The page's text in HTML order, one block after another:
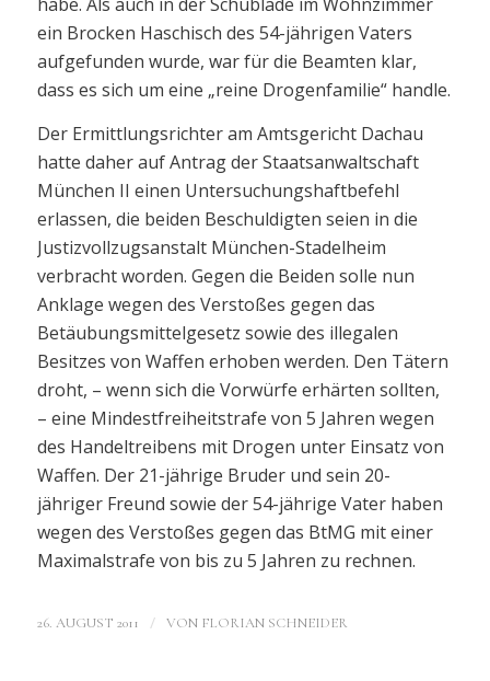
ein Brocken Haschisch des 54-jährigen Vaters
aufgefunden wurde, war für die Beamten klar,
dass es sich um eine „reine Drogenfamilie“ handle.
Der Ermittlungsrichter am Amtsgericht Dachau
hatte daher auf Antrag der Staatsanwaltschaft
München II einen Untersuchungshaftbefehl
erlassen, die beiden Beschuldigten seien in die
Justizvollzugsanstalt München-Stadelheim
verbracht worden. Gegen die Beiden solle nun
Anklage wegen des Verstoßes gegen das
Betäubungsmittelgesetz sowie des illegalen
Besitzes von Waffen erhoben werden. Den Tätern
droht, – wenn sich die Vorwürfe erhärten sollten,
– eine Mindestfreiheitstrafe von 5 Jahren wegen
des Handeltreibens mit Drogen unter Einsatz von
Waffen. Der 21-jährige Bruder und sein 20-
jähriger Freund sowie der 54-jährige Vater haben
wegen des Verstoßes gegen das BtMG mit einer
Maximalstrafe von bis zu 5 Jahren zu rechnen.
26. AUGUST 2011 / VON FLORIAN SCHNEIDER